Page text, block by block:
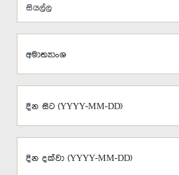
සියල්ල
අමාත්‍යාංශ
දින සිට (YYYY-MM-DD)
දින දක්වා (YYYY-MM-DD)